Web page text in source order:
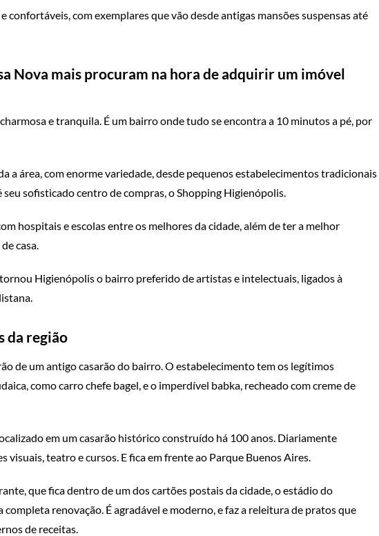
confortáveis, com exemplares que vão desde antigas mansões suspensas até
Nova mais procuram na hora de adquirir um imóvel
e tranquila. É um bairro onde tudo se encontra a 10 minutos a pé, por
a área, com enorme variedade, desde pequenos estabelecimentos tradicionais
seu sofisticado centro de compras, o Shopping Higienópolis.
hospitais e escolas entre os melhores da cidade, além de ter a melhor
casa.
Higienópolis o bairro preferido de artistas e intelectuais, ligados à
da região
de um antigo casarão do bairro. O estabelecimento tem os legítimos
como carro chefe bagel, e o imperdível babka, recheado com creme de
em um casarão histórico construído há 100 anos. Diariamente
visuais, teatro e cursos. E fica em frente ao Parque Buenos Aires.
que fica dentro de um dos cartões postais da cidade, o estádio do
completa renovação. É agradável e moderno, e faz a releitura de pratos que
de receitas.